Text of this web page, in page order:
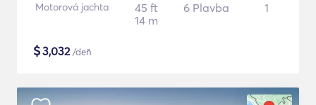
Motorová jachta
45 ft
14 m
6 Plavba 1
$3,032/deň